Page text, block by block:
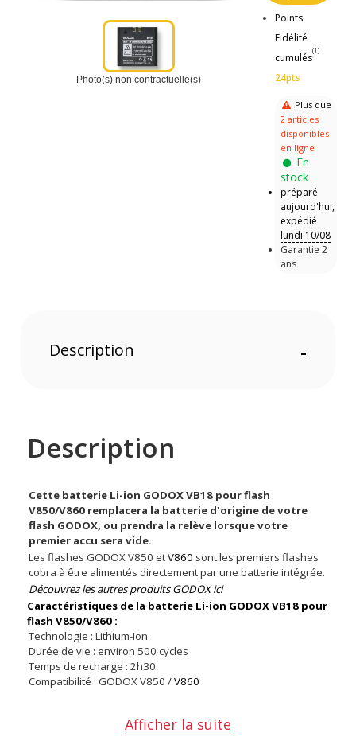
Photo(s) non contractuelle(s)
Points
Fidélité
cumulés
(1)
24pts
Plus que
2 articles
disponibles
en ligne
En
stock
préparé
aujourd'hui,
expédié
lundi 10/08
Garantie 2
ans
Description -
Description
Cette batterie Li-ion GODOX VB18 pour flash
V850/V860 remplacera la batterie d'origine de votre
flash GODOX, ou prendra la relève lorsque votre
premier accu sera vide.
Les flashes GODOX V850 etV860 sont les premiers flashes
cobra à être alimentés directement par une batterie intégrée.
Découvrez les autres produits GODOX ici
Caractéristiques de la batterie Li-ion GODOX VB18 pour
flash V850/V860 :
Technologie : Lithium-Ion
Durée de vie : environ 500 cycles
Temps de recharge : 2h30
Compatibilité : GODOX V850 /V860
Afficher la suite